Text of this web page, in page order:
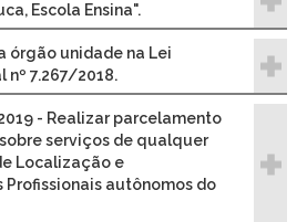
Escola Ensina".
órgão unidade na Lei
nº 7.267/2018.
- Realizar parcelamento
serviços de qualquer
Localização e
Profissionais autônomos do